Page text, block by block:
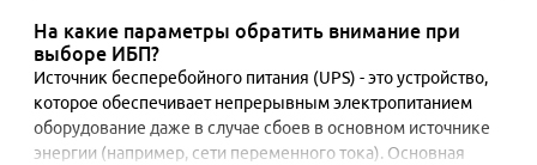
На какие параметры обратить внимание при
выборе ИБП?
Источник бесперебойного питания (UPS) - это устройство,
которое обеспечивает непрерывным электропитанием
оборудование даже в случае сбоев в основном источнике
энергии (например, сети переменного тока). Основная